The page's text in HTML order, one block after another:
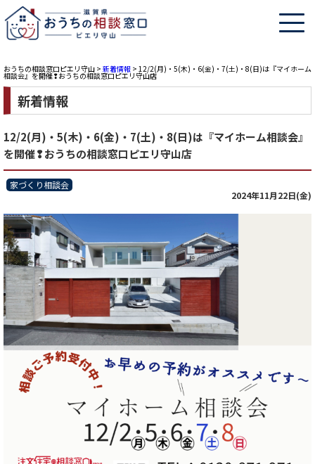
おうちの相談窓口ピエリ守山 > 新着情報 > 12/2(月)・5(木)・6(金)・7(土)・8(日)は『マイホーム
相談会』を開催❢おうちの相談窓口ピエリ守山店
新着情報
12/2(月)・5(木)・6(金)・7(土)・8(日)は『マイホーム相談会』
を開催❢おうちの相談窓口ピエリ守山店
家づくり相談会
2024年11月22日(金)